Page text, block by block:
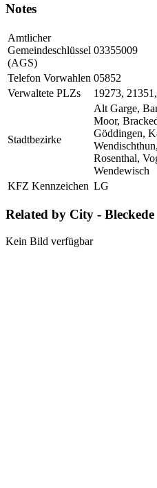
Notes
Amtlicher
Gemeindeschlüssel
(AGS)
03355009
Telefon Vorwahlen 05852
Verwaltete PLZs
19273,
Stadtbezirke
Alt Garge,
Moor,
Göddingen,
Rosenthal,
Wendewisch
KFZ Kennzeichen LG
Related by City - Bleckede
Kein Bild verfügbar